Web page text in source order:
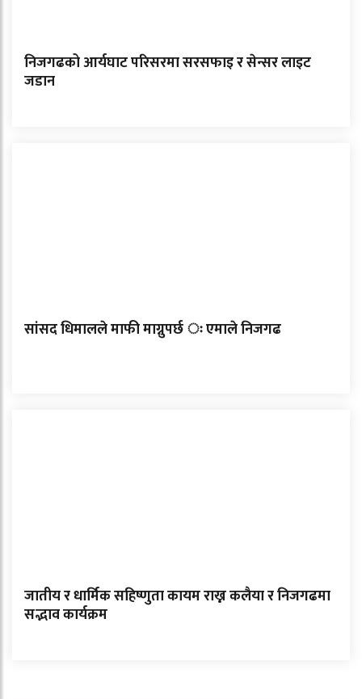
निजगढको आर्यघाट परिसरमा सरसफाइ र सेन्सर लाइट
जडान
सांसद धिमालले माफी माग्नुपर्छ ः एमाले निजगढ
जातीय र धार्मिक सहिष्णुता कायम राख्न कलैया र निजगढमा
सद्भाव कार्यक्रम